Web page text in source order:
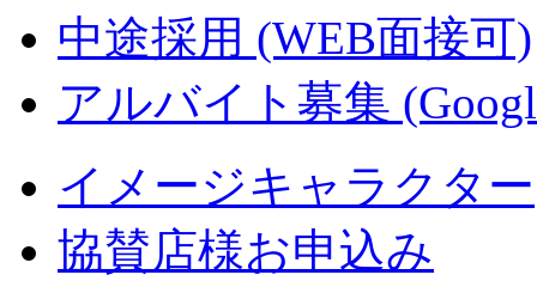
中途採用 (WEB面接可)
アルバイト募集
イメージキャラクター
協賛店様お申込み